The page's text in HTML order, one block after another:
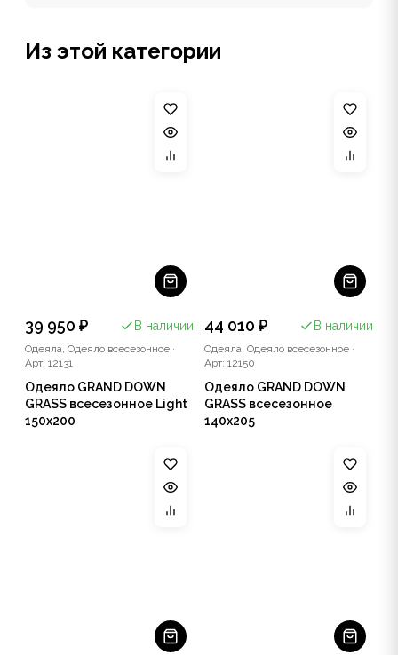
Из этой категории
39 950 ₽ В наличии
Одеяла, Одеяло всесезонное ·
Арт: 12131
Одеяло GRAND DOWN
GRASS всесезонное Light
150x200
44 010 ₽ В наличии
Одеяла, Одеяло всесезонное ·
Арт: 12150
Одеяло GRAND DOWN
GRASS всесезонное
140x205